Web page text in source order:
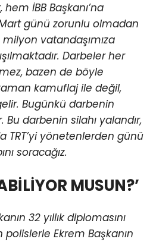
İBB Başkanı’na
günü zorunlu olmadan
milyon vatandaşımıza
Darbeler her
bazen de böyle
kamuflaj ile değil,
Bugünkü darbenin
Bu darbenin silahı yalandır,
TRT’yi yönetenlerden günü
soracağız.
MUSUN?’
32 yıllık diplomasını
Ekrem Başkanın